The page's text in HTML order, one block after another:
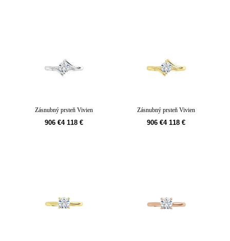
Zásnubný prsteň Vivien
906€4 118 €
Zásnubný prsteň Vivien
906€4 118 €